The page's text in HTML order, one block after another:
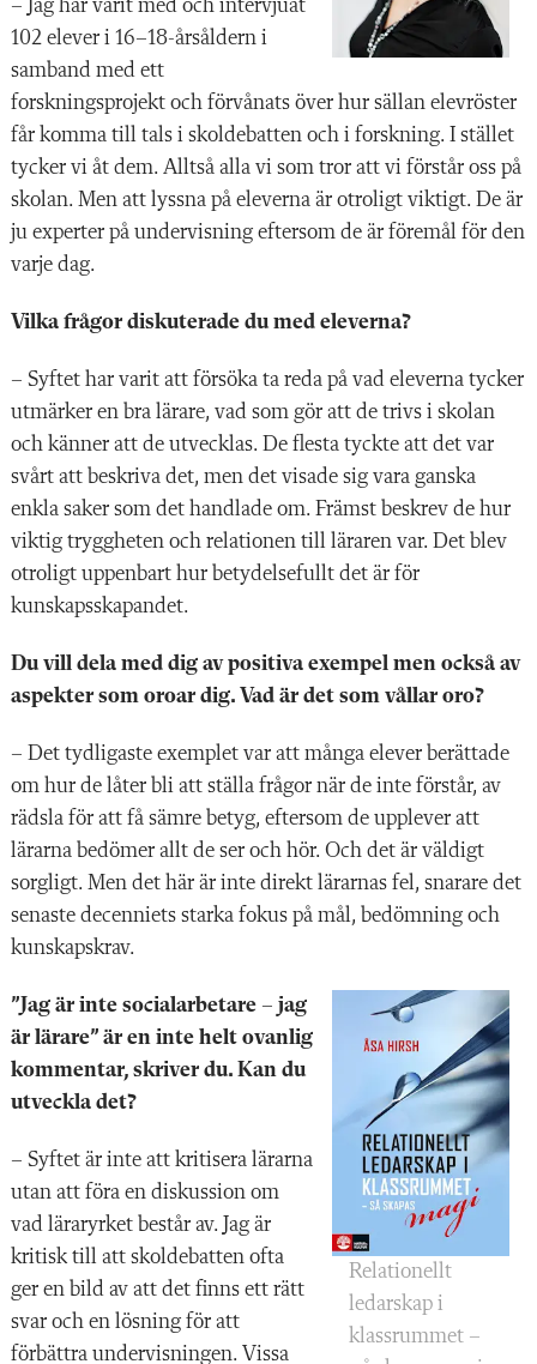
– Jag har varit med och intervjuat
102 elever i 16–18-årsåldern i
samband med ett
forskningsprojekt och förvånats över hur sällan elevröster
får komma till tals i skoldebatten och i forskning. I stället
tycker vi åt dem. Alltså alla vi som tror att vi förstår oss på
skolan. Men att lyssna på eleverna är otroligt viktigt. De är
ju experter på undervisning eftersom de är föremål för den
varje dag.
Vilka frågor diskuterade du med eleverna?
– Syftet har varit att försöka ta reda på vad eleverna tycker
utmärker en bra lärare, vad som gör att de trivs i skolan
och känner att de utvecklas. De flesta tyckte att det var
svårt att beskriva det, men det visade sig vara ganska
enkla saker som det handlade om. Främst beskrev de hur
viktig tryggheten och relationen till läraren var. Det blev
otroligt uppenbart hur betydelsefullt det är för
kunskapsskapandet.
Du vill dela med dig av positiva exempel men också av
aspekter som oroar dig. Vad är det som vållar oro?
– Det tydligaste exemplet var att många elever berättade
om hur de låter bli att ställa frågor när de inte förstår, av
rädsla för att få sämre betyg, eftersom de upplever att
lärarna bedömer allt de ser och hör. Och det är väldigt
sorgligt. Men det här är inte direkt lärarnas fel, snarare det
senaste decenniets starka fokus på mål, bedömning och
kunskapskrav.
Relationellt
ledarskap i
klassrummet –
”Jag är inte socialarbetare – jag
är lärare” är en inte helt ovanlig
kommentar, skriver du. Kan du
utveckla det?
– Syftet är inte att kritisera lärarna
utan att föra en diskussion om
vad läraryrket består av. Jag är
kritisk till att skoldebatten ofta
ger en bild av att det finns ett rätt
svar och en lösning för att
förbättra undervisningen. Vissa